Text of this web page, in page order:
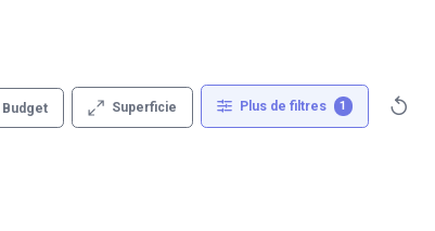
Budget Superficie Plus de filtres 1